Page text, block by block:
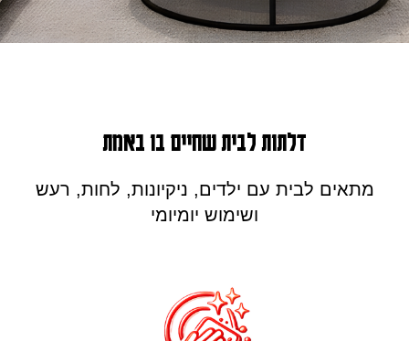
דלתות לבית שחיים בו באמת
מתאים לבית עם ילדים, ניקיונות, לחות, רעש
ושימוש יומיומי